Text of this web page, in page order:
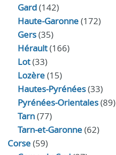
Gard(142)
Haute-Garonne(172)
Gers(35)
Hérault(166)
Lot(33)
Lozère(15)
Hautes-Pyrénées(33)
Pyrénées-Orientales(89)
Tarn(77)
Tarn-et-Garonne(62)
Corse(59)